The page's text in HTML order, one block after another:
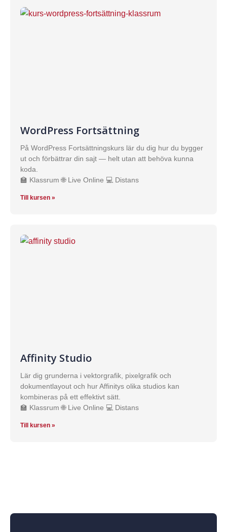
WordPress Fortsättning
På WordPress Fortsättningskurs lär du dig hur du bygger
ut och förbättrar din sajt — helt utan att behöva kunna
koda.
🏫 Klassrum 🌐 Live Online 💻 Distans
Till kursen »
Affinity Studio
Lär dig grunderna i vektorgrafik, pixelgrafik och
dokumentlayout och hur Affinitys olika studios kan
kombineras på ett effektivt sätt.
🏫 Klassrum 🌐 Live Online 💻 Distans
Till kursen »